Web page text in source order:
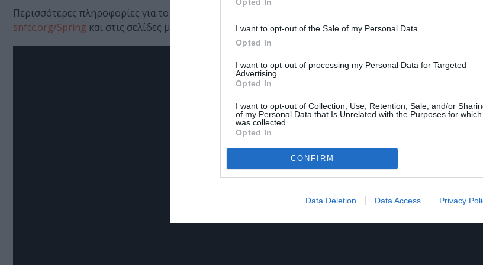
I want to opt-out of the Sale of my Personal Data.
Opted In
I want to opt-out of processing my Personal Data for Targeted
Advertising.
Opted In
I want to opt-out of Collection, Use, Retention, Sale, and/or
of my Personal Data that Is Unrelated with the Purposes for
was collected.
Opted In
CONFIRM
Data Deletion Data Access Privacy
Περισσότερες πληροφορίες για το ανοιξιάτικο πρόγραμμα εκδηλώσεων του ΚΠΙΣΝ μπορείτε να βρείτε
snfcc.org/Spring και στις σελίδες μας στα social media @SNFCC.